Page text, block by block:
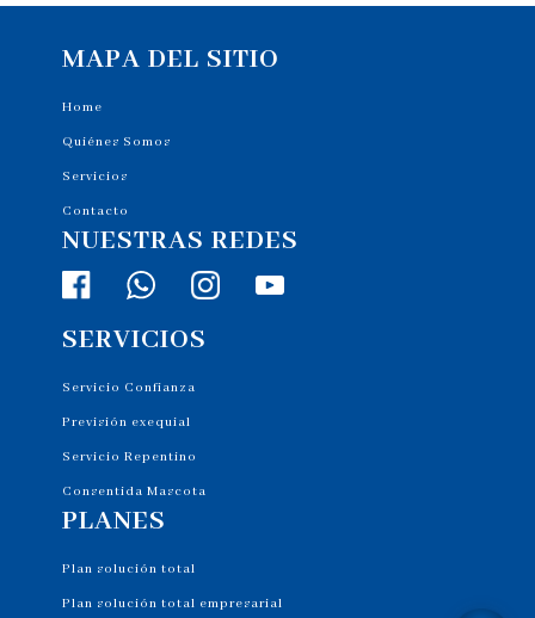
MAPA DEL SITIO
Home
Quiénes Somos
Servicios
Contacto
NUESTRAS REDES
SERVICIOS
Servicio Confianza
Previsión exequial
Servicio Repentino
Consentida Mascota
PLANES
Plan solución total
Plan solución total empresarial